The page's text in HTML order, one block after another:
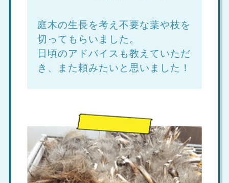
庭木の生長を考え不要な葉や枝を
切ってもらいました。
日頃のアドバイスも教えていただ
き、また頼みたいと思いました！